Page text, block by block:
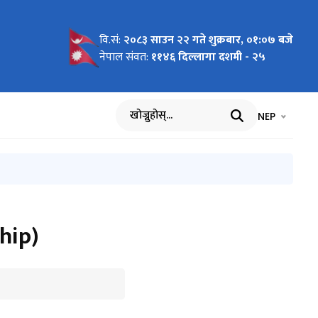
तथा र
२०८१
लागि
जारी
लागि
-
वि.सं: २०८३ साउन २२ गते शुक्रबार, ०१:०७ बजे
नेपाल संवत: ११४६ दिल्लागा दशमी - २५
खोज्नुहोस् भाषा चयन
NEP